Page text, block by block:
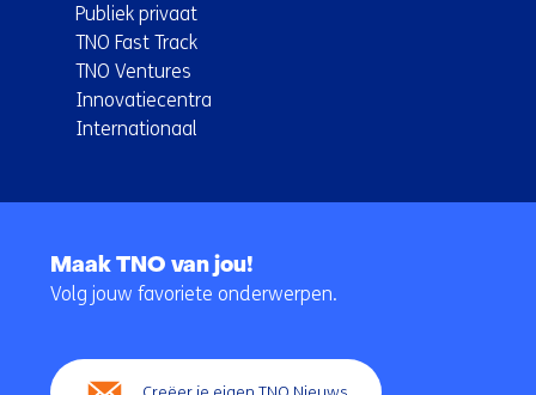
Publiek privaat
TNO Fast Track
TNO Ventures
Innovatiecentra
Internationaal
navigatie
Maak TNO van jou!
Volg jouw favoriete onderwerpen.